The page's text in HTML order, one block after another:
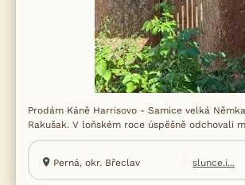
Prodám Káně Harrisovo - Samice velká
Rakušak. V loňském roce úspěšně odchovali
Perná, okr. Břeclav slunce.i...